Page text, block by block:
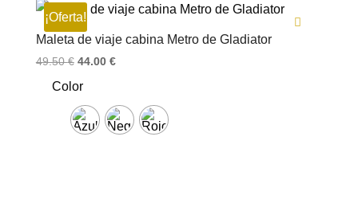
¡Oferta!
Maleta de viaje cabina Metro de Gladiator
49.50€ El
era:
49.50 €.
44.00 €El
es:
44.00 €.
Color